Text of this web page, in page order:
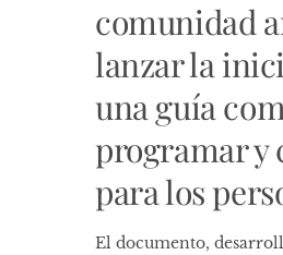
comunidad
lanzar la
una guía
programar y
para los
El documento,